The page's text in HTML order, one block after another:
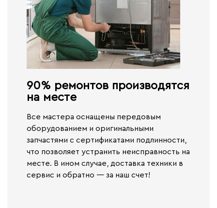
90% ремонтов производятся
на месте​
Все мастера оснащены передовым
оборудованием и оригинальными
запчастями с сертификатами подлинности,
что позволяет устранить неисправность на
месте. В ином случае, доставка техники в
сервис и обратно — за наш счет!